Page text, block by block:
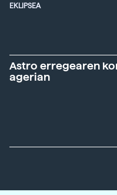
EKLIPSEA
Astro erregearen
agerian